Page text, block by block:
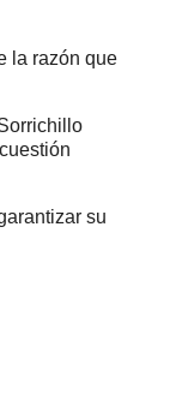
la razón que
su